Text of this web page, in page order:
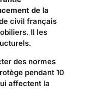
de la
civil français
Il les
des normes
pendant 10
affectent la